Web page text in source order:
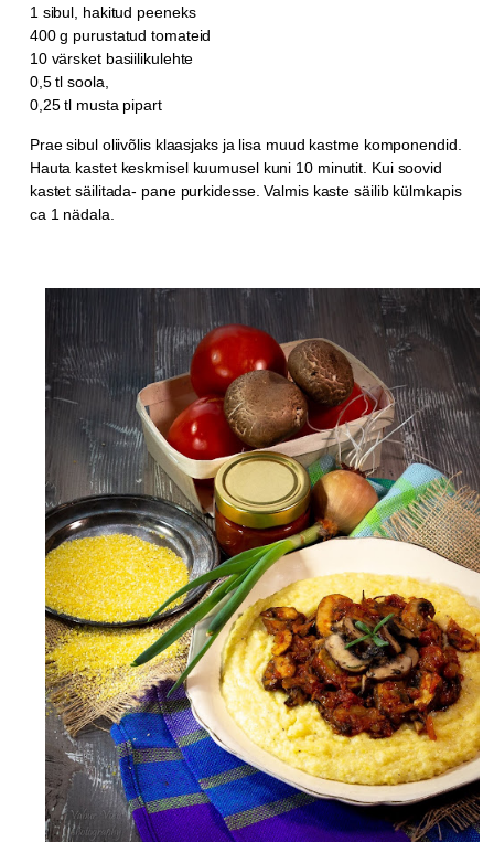
1 sibul, hakitud peeneks
400 g purustatud tomateid
10 värsket basiilikulehte
0,5 tl soola,
0,25 tl musta pipart
Prae sibul oliivõlis klaasjaks ja lisa muud kastme komponendid.
Hauta kastet keskmisel kuumusel kuni 10 minutit. Kui soovid
kastet säilitada- pane purkidesse. Valmis kaste säilib külmkapis
ca 1 nädala.